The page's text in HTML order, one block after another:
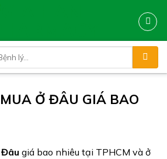
Ở ĐÂU GIÁ BAO
Đâu giá bao nhiêu tại TPHCM và ở